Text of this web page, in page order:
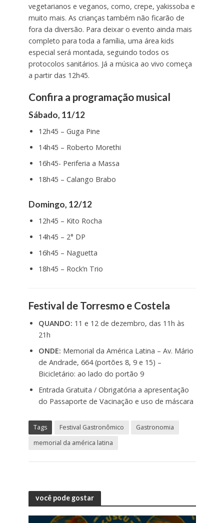
vegetarianos e veganos, como, crepe, yakissoba e
muito mais. As crianças também não ficarão de
fora da diversão. Para deixar o evento ainda mais
completo para toda a família, uma área kids
especial será montada, seguindo todos os
protocolos sanitários. Já a música ao vivo começa
a partir das 12h45.
Confira a programação musical
Sábado, 11/12
12h45 – Guga Pine
14h45 – Roberto Morethi
16h45- Periferia a Massa
18h45 – Calango Brabo
Domingo, 12/12
12h45 – Kito Rocha
14h45 – 2° DP
16h45 – Naguetta
18h45 – Rock’n Trio
Festival de Torresmo e Costela
QUANDO: 11 e 12 de dezembro, das 11h às
21h
ONDE: Memorial da América Latina – Av. Mário
de Andrade, 664 (portões 8, 9 e 15) –
Bicicletário: ao lado do portão 9
Entrada Gratuita / Obrigatória a apresentação
do Passaporte de Vacinação e uso de máscara
Tags Festival Gastronômico
Gastronomia
memorial da américa latina
você pode gostar